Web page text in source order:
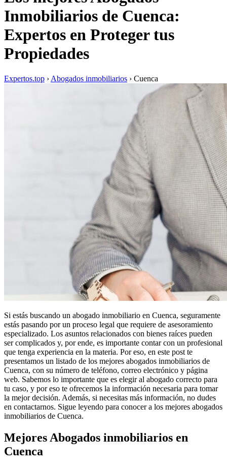
Inmobiliarios de Cuenca:
Expertos en Proteger tus
Propiedades
Expertos.top › Abogados inmobiliarios › Cuenca
Si estás buscando un abogado inmobiliario en Cuenca, seguramente
estás pasando por un proceso legal que requiere de asesoramiento
especializado. Los asuntos relacionados con bienes raíces pueden
ser complicados y, por ende, es importante contar con un profesional
que tenga experiencia en la materia. Por eso, en este post te
presentamos un listado de los mejores abogados inmobiliarios de
Cuenca, con su número de teléfono, correo electrónico y página
web. Sabemos lo importante que es elegir al abogado correcto para
tu caso, y por eso te ofrecemos la información necesaria para tomar
la mejor decisión. Además, si necesitas más información, no dudes
en contactarnos. Sigue leyendo para conocer a los mejores abogados
inmobiliarios de Cuenca.
Mejores Abogados inmobiliarios en
Cuenca